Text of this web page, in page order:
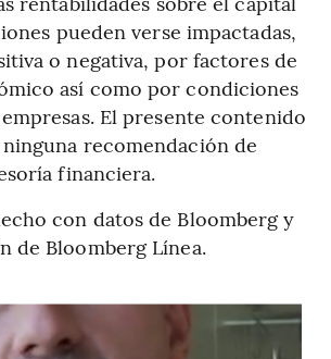
pueden verse impactadas,
o negativa, por factores de
así como por condiciones
El presente contenido
recomendación de
financiera.
con datos de Bloomberg y
de Bloomberg Línea.